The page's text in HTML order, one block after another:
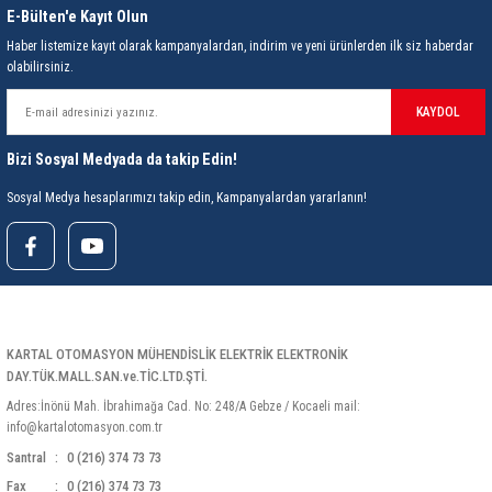
Sıcaklık Kalibrasyon
Aralığı
±50℃/±90℉ Dijital Kalibrasyon
Ekran LED Ekran
Isıtma
✓
Otomatik Uyku 20dk
Şifre Kilitleme
Santigrat/Fahrenhayt
Sensor/Arıza
Koruma
✓
Voltaj (Topraklama)
Topraklama Direnci
E-Bülten'e Kayıt Olun
Haber listemize kayıt olarak kampanyalardan, indirim ve yeni ürünlerden ilk siz haberdar
olabilirsiniz.
KAYDOL
Bizi Sosyal Medyada da takip Edin!
Sosyal Medya hesaplarımızı takip edin, Kampanyalardan yararlanın!
KARTAL OTOMASYON MÜHENDİSLİK ELEKTRİK ELEKTRONİK
DAY.TÜK.MALL.SAN.ve.TİC.LTD.ŞTİ.
Adres:İnönü Mah. İbrahimağa Cad. No: 248/A Gebze / Kocaeli mail:
info@kartalotomasyon.com.tr
Santral
0 (216) 374 73 73
Fax
0 (216) 374 73 73